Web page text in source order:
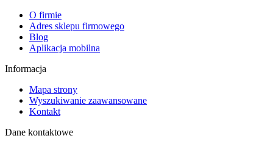
O firmie
Adres sklepu firmowego
Blog
Aplikacja mobilna
Informacja
Mapa strony
Wyszukiwanie zaawansowane
Kontakt
Dane kontaktowe